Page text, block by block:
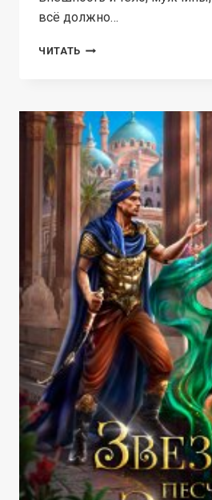
всё должно…
ЧИТАТЬ НЕПОКОРНАЯ